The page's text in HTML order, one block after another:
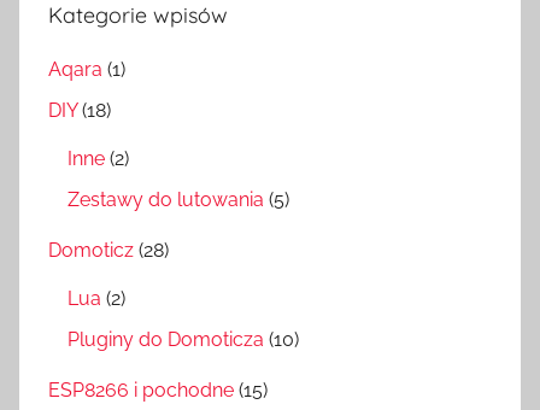
Kategorie wpisów
Aqara (1)
DIY(18)
Inne (2)
Zestawy do lutowania (5)
Domoticz (28)
Lua (2)
Pluginy do Domoticza (10)
ESP8266 i pochodne (15)